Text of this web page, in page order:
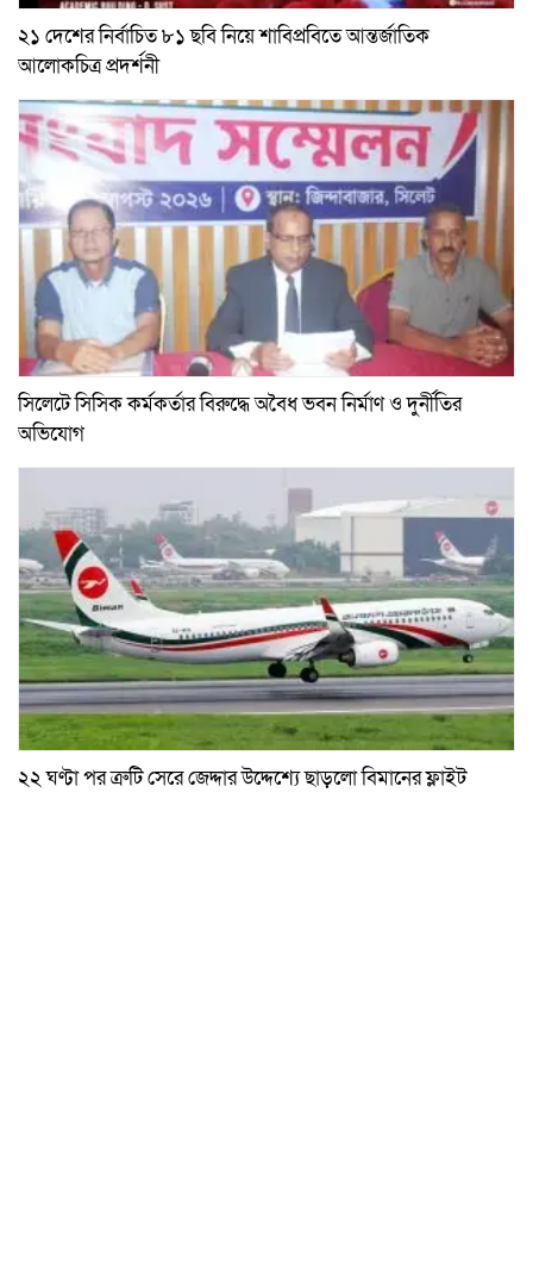
২১ দেশের নির্বাচিত ৮১ ছবি নিয়ে শাবিপ্রবিতে আন্তর্জাতিক
আলোকচিত্র প্রদর্শনী
সিলেটে সিসিক কর্মকর্তার বিরুদ্ধে অবৈধ ভবন নির্মাণ ও দুর্নীতির
অভিযোগ
২২ ঘণ্টা পর ত্রুটি সেরে জেদ্দার উদ্দেশ্যে ছাড়লো বিমানের ফ্লাইট